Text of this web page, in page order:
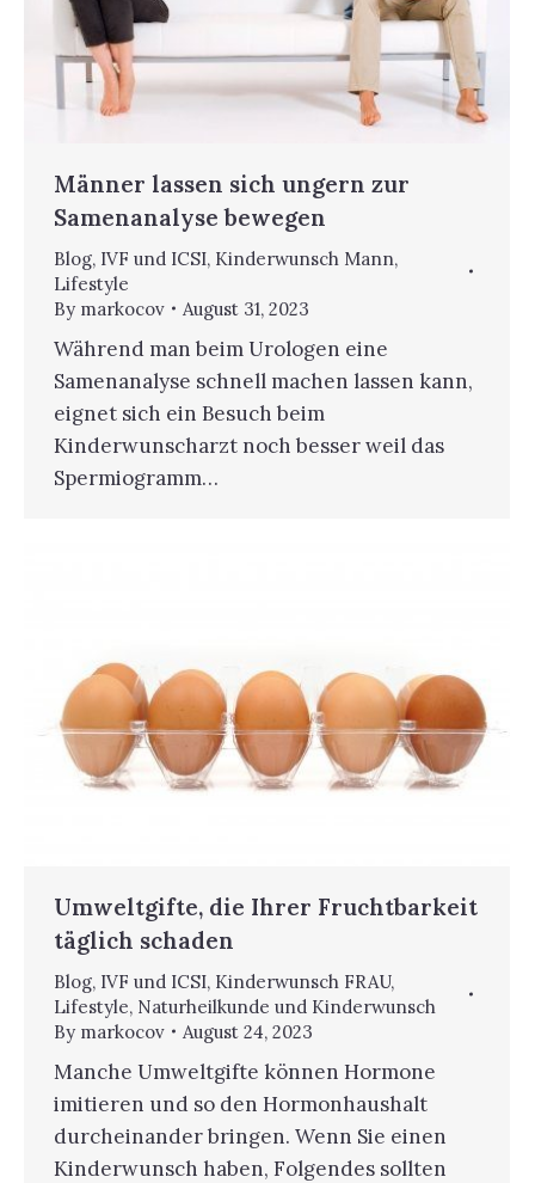
Männer lassen sich ungern zur
Samenanalyse bewegen
Blog, IVF und ICSI, Kinderwunsch Mann,
Lifestyle
By markocov August 31, 2023
Während man beim Urologen eine
Samenanalyse schnell machen lassen kann,
eignet sich ein Besuch beim
Kinderwunscharzt noch besser weil das
Spermiogramm…
Umweltgifte, die Ihrer Fruchtbarkeit
täglich schaden
Blog, IVF und ICSI, Kinderwunsch FRAU,
Lifestyle, Naturheilkunde und Kinderwunsch
By markocov August 24, 2023
Manche Umweltgifte können Hormone
imitieren und so den Hormonhaushalt
durcheinander bringen. Wenn Sie einen
Kinderwunsch haben, Folgendes sollten